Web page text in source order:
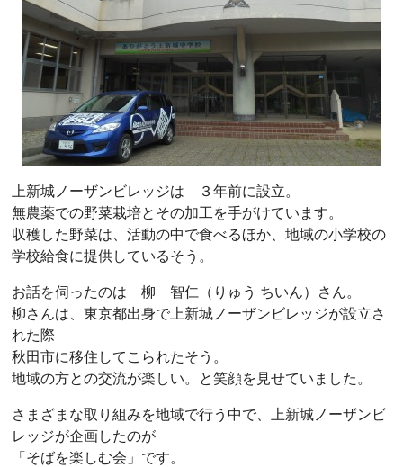
上新城ノーザンビレッジは ３年前に設立。
無農薬での野菜栽培とその加工を手がけています。
収穫した野菜は、活動の中で食べるほか、地域の小学校の
学校給食に提供しているそう。
お話を伺ったのは 柳 智仁（りゅう ちいん）さん。
柳さんは、東京都出身で上新城ノーザンビレッジが設立さ
れた際
秋田市に移住してこられたそう。
地域の方との交流が楽しい。と笑顔を見せていました。
さまざまな取り組みを地域で行う中で、上新城ノーザンビ
レッジが企画したのが
「そばを楽しむ会」です。